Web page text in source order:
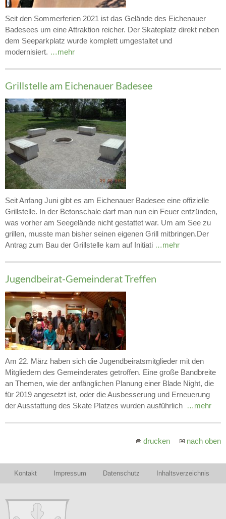
Seit den Sommerferien 2021 ist das Gelände des Eichenauer
Badesees um eine Attraktion reicher. Der Skateplatz direkt neben
dem Seeparkplatz wurde komplett umgestaltet und
modernisiert. …mehr
Grillstelle am Eichenauer Badesee
Seit Anfang Juni gibt es am Eichenauer Badesee eine offizielle
Grillstelle. In der Betonschale darf man nun ein Feuer entzünden,
was vorher am Seegelände nicht gestattet war. Um am See zu
grillen, musste man bisher seinen eigenen Grill mitbringen.Der
Antrag zum Bau der Grillstelle kam auf Initiati …mehr
Jugendbeirat-Gemeinderat Treffen
Am 22. März haben sich die Jugendbeiratsmitglieder mit den
Mitgliedern des Gemeinderates getroffen. Eine große Bandbreite
an Themen, wie der anfänglichen Planung einer Blade Night, die
für 2019 angesetzt ist, oder die Ausbesserung und Erneuerung
der Ausstattung des Skate Platzes wurden ausführlich …mehr
drucken nach oben
Kontakt Impressum Datenschutz Inhaltsverzeichnis